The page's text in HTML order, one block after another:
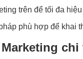
trên để tối đa
phù hợp để khai
chi